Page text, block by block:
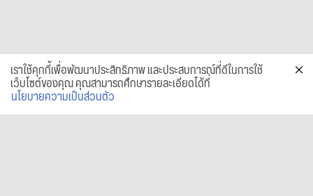
เราใช้คุกกี้เพื่อพัฒนาประสิทธิภาพ และประสบการณ์ที่ดีในการใช้
เว็บไซต์ของคุณ คุณสามารถศึกษารายละเอียดได้ที่
นโยบายความเป็นส่วนตัว